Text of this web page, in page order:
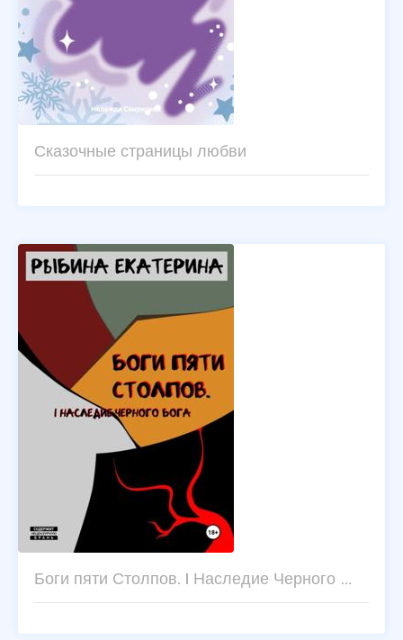
Сказочные страницы любви
Боги пяти Столпов. I Наследие Черного …